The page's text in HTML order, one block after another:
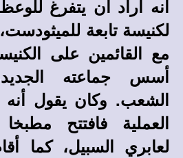
أنه أراد أن يتفرغ
لكنيسة تابعة
مع القائمين على
أسس جماعته
الشعب. وكان يقول أنه
العملية فافتتح
لعابري السبيل، كما